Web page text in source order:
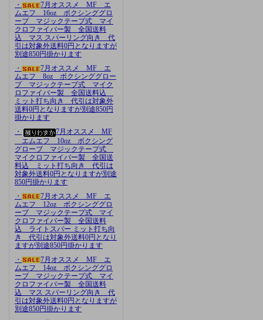
・
7月オススメ MF エ
ムエフ 16oz ボクシンググロ
ーブ マジックテープ式 マイ
クロファイバー製 全国送料
込 マス スパーリング向き 代
引は対象外送料0円となりますが
別途850円掛かります
・
7月オススメ MF エ
ムエフ 8oz ボクシンググロー
ブ マジックテープ式 マイク
ロファイバー製 全国送料込
ミット打ち向き 代引は対象外
送料0円となりますが別途850円
掛かります
・
7月オススメ MF
エムエフ 10oz ボクシング
グローブ マジックテープ式
マイクロファイバー製 全国送
料込 ミット打ち向き 代引は
対象外送料0円となりますが別途
850円掛かります
・
7月オススメ MF エ
ムエフ 12oz ボクシンググロ
ーブ マジックテープ式 マイ
クロファイバー製 全国送料
込 ライトスパー ミット打ち向
き 代引は対象外送料0円となり
ますが別途850円掛かります
・
7月オススメ MF エ
ムエフ 14oz ボクシンググロ
ーブ マジックテープ式 マイ
クロファイバー製 全国送料
込 マス スパーリング向き 代
引は対象外送料0円となりますが
別途850円掛かります